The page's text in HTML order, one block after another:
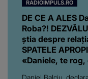
SPATELE
«Daniele, te rog,
Daniel Balciu,
care a decis să se